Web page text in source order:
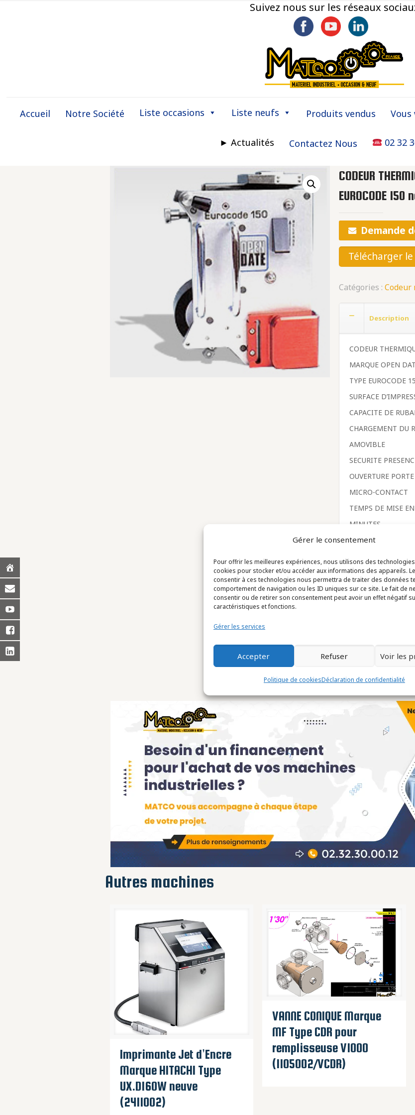
Gérer le consentement
Pour offrir les meilleures expériences, nous utilisons des
cookies pour stocker et/ou accéder aux informations des appareils.
consentir à ces technologies nous permettra de traiter des données
comportement de navigation ou les ID uniques sur ce site. Le fait de
consentir ou de retirer son consentement peut avoir un effet négatif
caractéristiques et fonctions.
Gérer les services
Accepter Refuser Voir les
Politique de cookiesDéclaration de confidentialité
Suivez nous sur les réseaux
Accueil Notre Société Liste occasions Liste neufs Produits vendus Vous
► Actualités Contactez Nous 02 32
CODEUR
EUROCODE
Demande
Télécharger le
Catégories :Codeur
Description
CODEUR
MARQUE OPEN
TYPE EUROCODE
SURFACE
CAPACITE DE
CHARGEMENT DU
AMOVIBLE
SECURITE
OUVERTURE
MICRO-CONTACT
TEMPS DE MISE
MINUTES
CADENCE
VERIN INOX Ø 40
ENTRETIEN
FOURNI AVEC :
1 BOÎTIER DE
Autres machines
Imprimante Jet d’Encre
Marque HITACHI Type
UX.D160W neuve
(2411002)
VANNE CONIQUE Marque
MF Type CDR pour
remplisseuse V1000
(1105002/VCDR)